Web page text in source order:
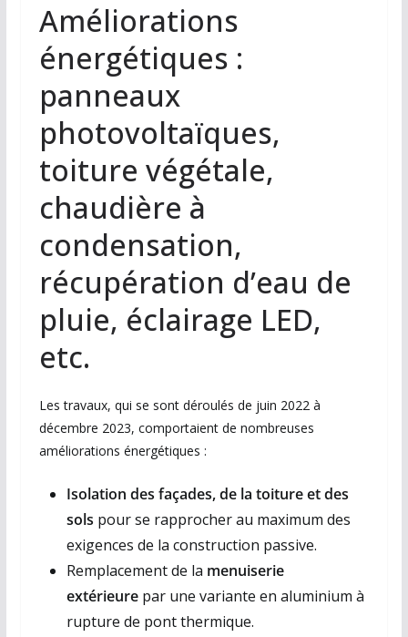
Améliorations
énergétiques :
panneaux
photovoltaïques,
toiture végétale,
chaudière à
condensation,
récupération d’eau de
pluie, éclairage LED,
etc.
Les travaux, qui se sont déroulés de juin 2022 à
décembre 2023, comportaient de nombreuses
améliorations énergétiques :
Isolation des façades, de la toiture et des
sols pour se rapprocher au maximum des
exigences de la construction passive.
Remplacement de la menuiserie
extérieurepar une variante en aluminium à
rupture de pont thermique.